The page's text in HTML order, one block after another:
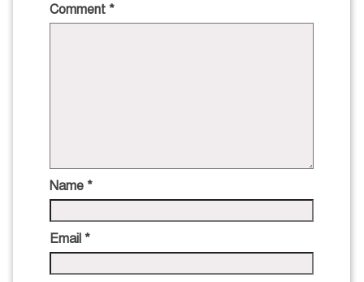
Comment *
Name *
Email *